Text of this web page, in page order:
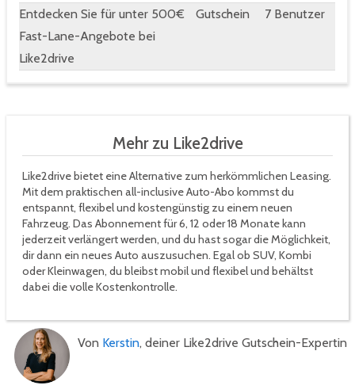
Entdecken Sie für unter 500€
Fast-Lane-Angebote bei
Like2drive
Gutschein 7 Benutzer
Mehr zu Like2drive
Like2drive bietet eine Alternative zum herkömmlichen Leasing.
Mit dem praktischen all-inclusive Auto-Abo kommst du
entspannt, flexibel und kostengünstig zu einem neuen
Fahrzeug. Das Abonnement für 6, 12 oder 18 Monate kann
jederzeit verlängert werden, und du hast sogar die Möglichkeit,
dir dann ein neues Auto auszusuchen. Egal ob SUV, Kombi
oder Kleinwagen, du bleibst mobil und flexibel und behältst
dabei die volle Kostenkontrolle.
Von Kerstin, deiner Like2drive Gutschein-Expertin